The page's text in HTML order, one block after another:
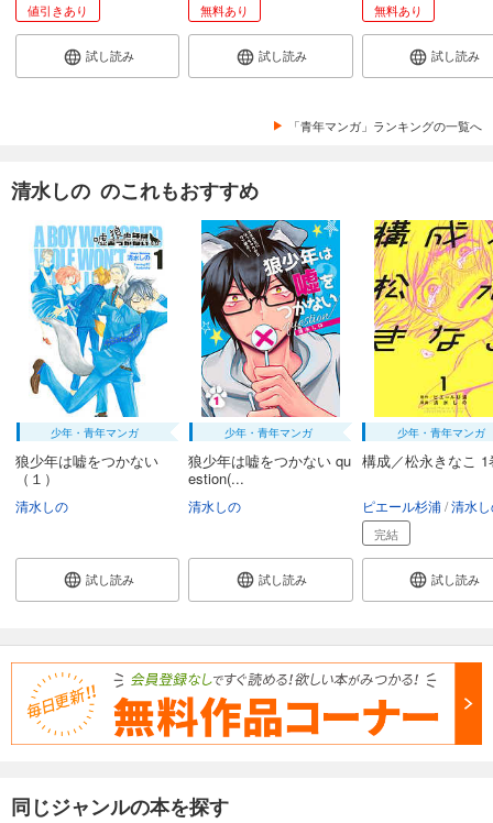
値引きあり
試し読み
無料あり
試し読み
無料あり
試し読み
「青年マンガ」ランキングの一覧へ
清水しの のこれもおすすめ
少年・青年マンガ
狼少年は嘘をつかない
（１）
清水しの
試し読み
少年・青年マンガ
狼少年は嘘をつかない qu
estion(...
清水しの
試し読み
少年・青年マンガ
構成／松永きなこ 1
ピエール杉浦 清水
完結
試し読み
同じジャンルの本を探す